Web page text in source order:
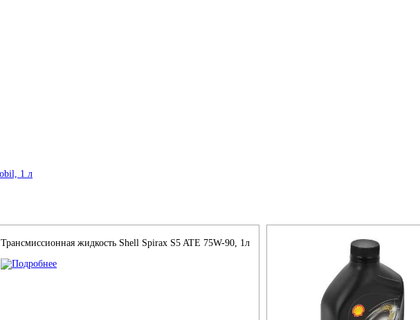
Трансмиссионная жидкость Shell Spirax S5 ATE 75W-90, 1л